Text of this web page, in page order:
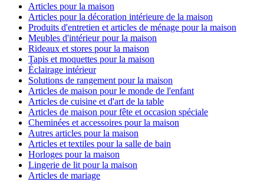
Articles pour la maison
Articles pour la décoration intérieure de la maison
Produits d'entretien et articles de ménage pour la maison
Meubles d'intérieur pour la maison
Rideaux et stores pour la maison
Tapis et moquettes pour la maison
Éclairage intérieur
Solutions de rangement pour la maison
Articles de maison pour le monde de l'enfant
Articles de cuisine et d'art de la table
Articles de maison pour fête et occasion spéciale
Cheminées et accessoires pour la maison
Autres articles pour la maison
Articles et textiles pour la salle de bain
Horloges pour la maison
Lingerie de lit pour la maison
Articles de mariage